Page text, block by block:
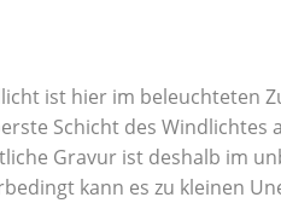
ist hier im beleuchteten
Schicht des
Gravur ist deshalb im
kann es zu kleinen